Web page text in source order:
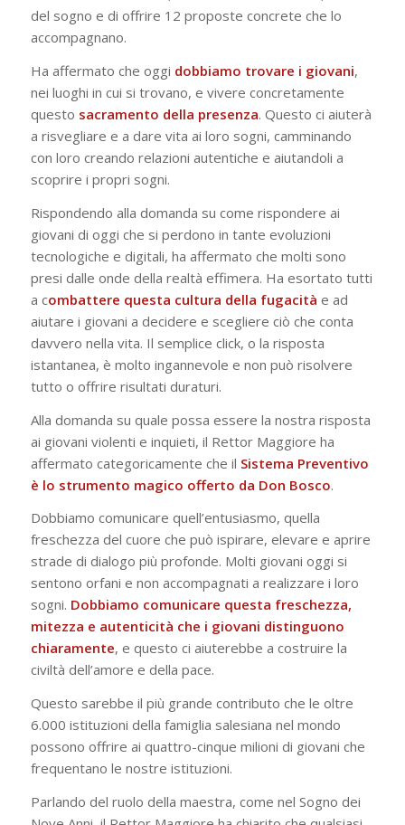
del sogno e di offrire 12 proposte concrete che lo
accompagnano.
Ha affermato che oggi dobbiamo trovare i giovani,
nei luoghi in cui si trovano, e vivere concretamente
questo sacramento della presenza. Questo ci aiuterà
a risvegliare e a dare vita ai loro sogni, camminando
con loro creando relazioni autentiche e aiutandoli a
scoprire i propri sogni.
Rispondendo alla domanda su come rispondere ai
giovani di oggi che si perdono in tante evoluzioni
tecnologiche e digitali, ha affermato che molti sono
presi dalle onde della realtà effimera. Ha esortato tutti
a combattere questa cultura della fugacità e ad
aiutare i giovani a decidere e scegliere ciò che conta
davvero nella vita. Il semplice click, o la risposta
istantanea, è molto ingannevole e non può risolvere
tutto o offrire risultati duraturi.
Alla domanda su quale possa essere la nostra risposta
ai giovani violenti e inquieti, il Rettor Maggiore ha
affermato categoricamente che il Sistema Preventivo
è lo strumento magico offerto da Don Bosco.
Dobbiamo comunicare quell’entusiasmo, quella
freschezza del cuore che può ispirare, elevare e aprire
strade di dialogo più profonde. Molti giovani oggi si
sentono orfani e non accompagnati a realizzare i loro
sogni. Dobbiamo comunicare questa freschezza,
mitezza e autenticità che i giovani distinguono
chiaramente, e questo ci aiuterebbe a costruire la
civiltà dell’amore e della pace.
Questo sarebbe il più grande contributo che le oltre
6.000 istituzioni della famiglia salesiana nel mondo
possono offrire ai quattro-cinque milioni di giovani che
frequentano le nostre istituzioni.
Parlando del ruolo della maestra, come nel Sogno dei